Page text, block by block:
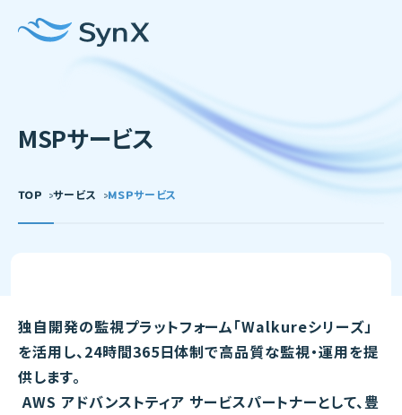
MSPサービス
TOP サービス MSPサービス
独自開発の監視プラットフォーム「Walkureシリーズ」
を活用し、24時間365日体制で高品質な監視・運用を提
供します。
AWS アドバンストティア サービスパートナーとして、豊